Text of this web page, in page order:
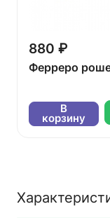
880 ₽
Ферреро
В
корзину